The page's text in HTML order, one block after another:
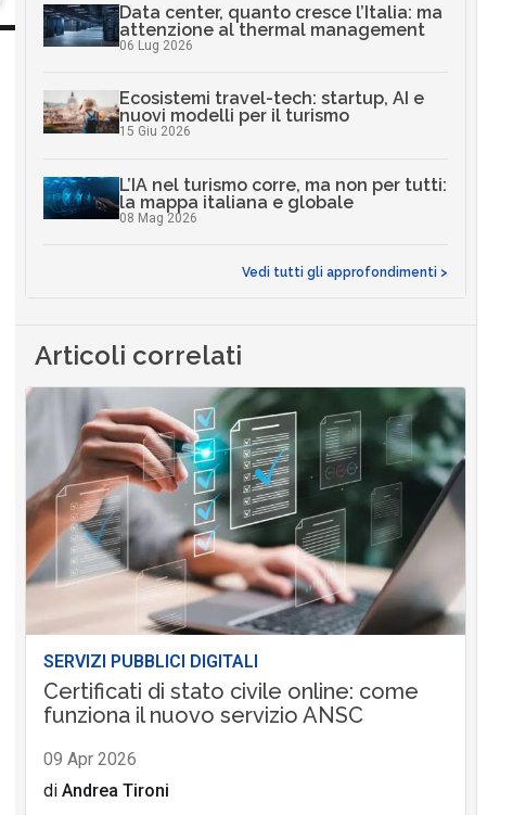
Data center, quanto cresce l’Italia: ma
attenzione al thermal management
06 Lug 2026
Ecosistemi travel-tech: startup, AI e
nuovi modelli per il turismo
15 Giu 2026
L’IA nel turismo corre, ma non per tutti:
la mappa italiana e globale
08 Mag 2026
Vedi tutti gli approfondimenti >
Articoli correlati
SERVIZI PUBBLICI DIGITALI
Certificati di stato civile online: come
funziona il nuovo servizio ANSC
09 Apr 2026
di Andrea Tironi